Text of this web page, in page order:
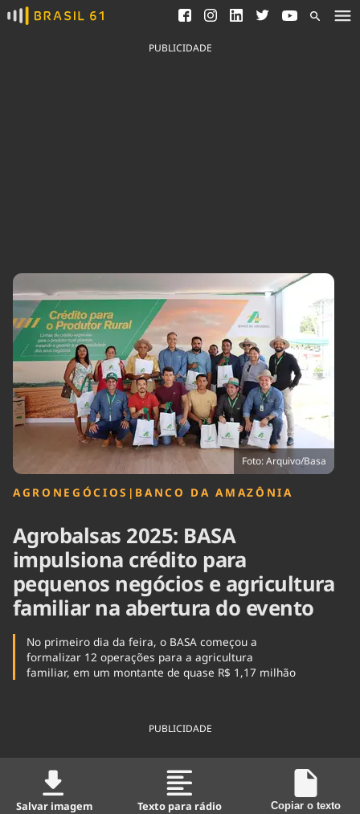
Ver todas as notícias
Saneamento
Indicadores
Agronegócios
Brasil
Brasil Mineral
Ciência &
Tecnologia
Cinema
Comportamento
Cultura
Economia
Educação
Infraestrutura
Internacional
Meio Ambiente
Podcast
Política
Saúde
Tempo
PUBLICIDADE
Foto: Arquivo/Basa
AGRONEGÓCIOS | BANCO DA AMAZÔNIA
Agrobalsas 2025: BASA
impulsiona crédito para
pequenos negócios e agricultura
familiar na abertura do evento
No primeiro dia da feira, o BASA começou a
formalizar 12 operações para a agricultura
familiar, em um montante de quase R$ 1,17 milhão
PUBLICIDADE
Salvar imagem Texto para rádio Copiar o texto